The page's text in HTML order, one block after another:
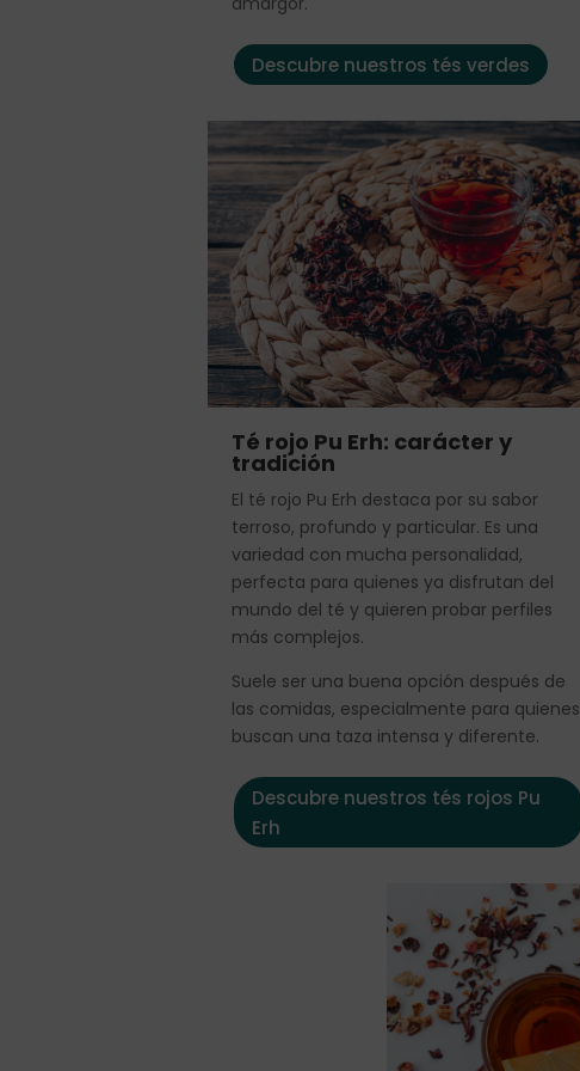
Descubre nuestros tés verdes
Té rojo Pu Erh: carácter y
tradición
El té rojo Pu Erh destaca por su sabor
terroso, profundo y particular. Es una
variedad con mucha personalidad,
perfecta para quienes ya disfrutan del
mundo del té y quieren probar perfiles
más complejos.
Suele ser una buena opción después de
las comidas, especialmente para quienes
buscan una taza intensa y diferente.
Descubre nuestros tés rojos Pu
Erh